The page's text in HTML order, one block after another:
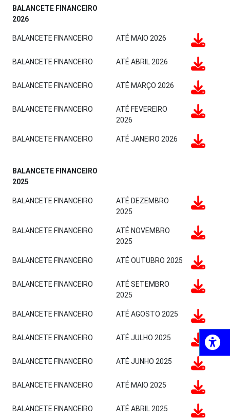
EXERCÍCIO
BALANCETE FINANCEIRO
2026
BALANCETE FINANCEIRO ATÉ MAIO 2026
BALANCETE FINANCEIRO ATÉ ABRIL 2026
BALANCETE FINANCEIRO ATÉ MARÇO 2026
BALANCETE FINANCEIRO
ATÉ FEVEREIRO
2026
BALANCETE FINANCEIRO ATÉ JANEIRO 2026
BALANCETE FINANCEIRO
2025
BALANCETE FINANCEIRO
ATÉ DEZEMBRO
2025
BALANCETE FINANCEIRO
ATÉ NOVEMBRO
2025
BALANCETE FINANCEIRO ATÉ OUTUBRO 2025
BALANCETE FINANCEIRO
ATÉ SETEMBRO
2025
BALANCETE FINANCEIRO ATÉ AGOSTO 2025
BALANCETE FINANCEIRO ATÉ JULHO 2025
BALANCETE FINANCEIRO ATÉ JUNHO 2025
BALANCETE FINANCEIRO ATÉ MAIO 2025
BALANCETE FINANCEIRO ATÉ ABRIL 2025